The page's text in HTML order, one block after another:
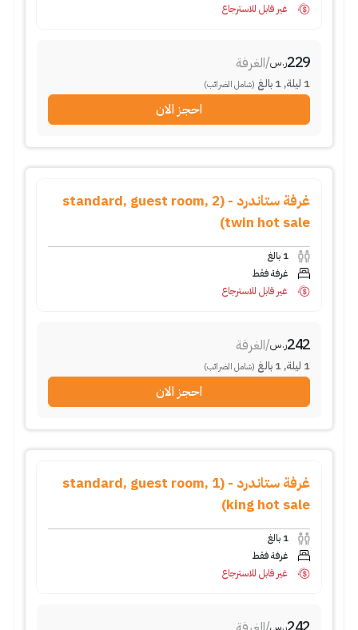
غير قابل للاسترجاع
229ر.س/الغرفة
1 ليلة,
1 بالغ (شامل الضرائب)
احجز الان
غرفة ستاندرد - (standard, guest room, 2
twin hot sale)
1 بالغ
غرفة فقط
غير قابل للاسترجاع
242ر.س/الغرفة
1 ليلة,
1 بالغ (شامل الضرائب)
احجز الان
غرفة ستاندرد - (standard, guest room, 1
king hot sale)
1 بالغ
غرفة فقط
غير قابل للاسترجاع
ر.س